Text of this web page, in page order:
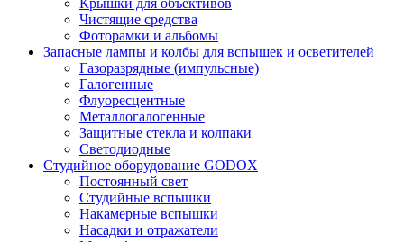
Крышки для объективов
Чистящие средства
Фоторамки и альбомы
Запасные лампы и колбы для вспышек и осветителей
Газоразрядные (импульсные)
Галогенные
Флуоресцентные
Металлогалогенные
Защитные стекла и колпаки
Светодиодные
Студийное оборудование GODOX
Постоянный свет
Студийные вспышки
Накамерные вспышки
Насадки и отражатели